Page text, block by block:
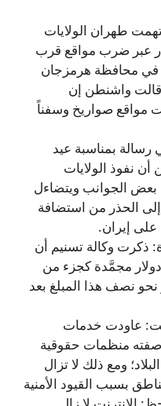
طهران الولايات
عبر ضرب مواقع قرب
محافظة هرمزجان
قالت واشنطن إن
مواقع صواريخ وسفناً
رسالة بمناسبة عيد
نفوذ الولايات
بعض الجوانب ويتضاءل
إلى الحذر من استضافة
إيران.
ذكرت وكالة تسنيم أن
لإطلاق 24 مليار دولار مجمَّدة كجزء من
نصف هذا المبلغ بعد
عاودت خدمات
وصفته منظمات حقوقية
ومع ذلك لا تزال
بسبب القيود الأمنية